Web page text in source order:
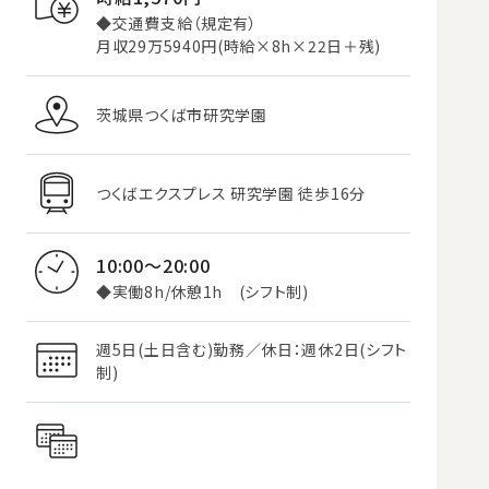
◆交通費支給（規定有）
月収29万5940円(時給×8h×22日＋残)
茨城県つくば市研究学園
つくばエクスプレス 研究学園 徒歩16分
10:00～20:00
◆実働8h/休憩1h (シフト制)
週5日(土日含む)勤務／休日：週休2日(シフト
制)